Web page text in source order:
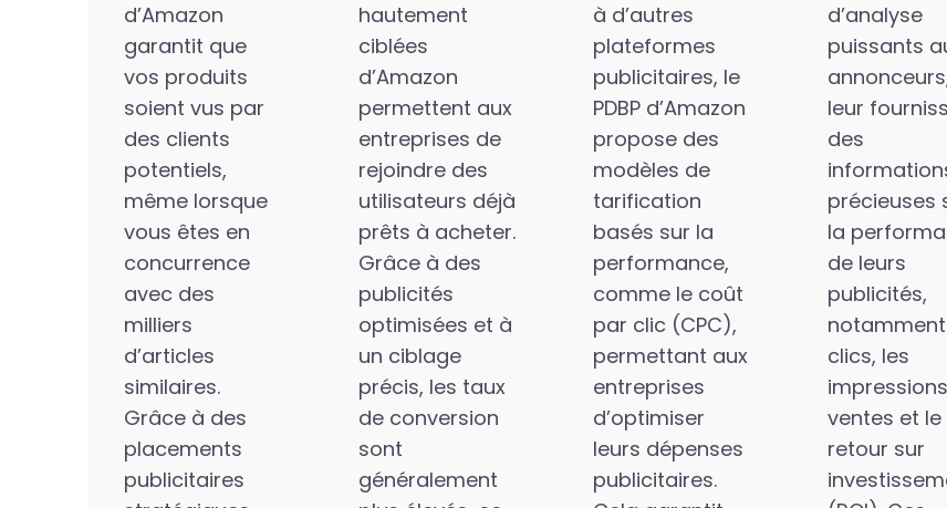
d’Amazon
garantit que
vos produits
soient vus par
des clients
potentiels,
même lorsque
vous êtes en
concurrence
avec des
milliers
d’articles
similaires.
Grâce à des
placements
publicitaires
hautement
ciblées
d’Amazon
permettent aux
entreprises de
rejoindre des
utilisateurs déjà
prêts à acheter.
Grâce à des
publicités
optimisées et à
un ciblage
précis, les taux
de conversion
sont
généralement
à d’autres
plateformes
publicitaires, le
PDBP d’Amazon
propose des
modèles de
tarification
basés sur la
performance,
comme le coût
par clic (CPC),
permettant aux
entreprises
d’optimiser
leurs dépenses
publicitaires.
d’analyse
puissants
leur
des
précieuses
la
de leurs
publicités,
clics, les
ventes et le
retour sur